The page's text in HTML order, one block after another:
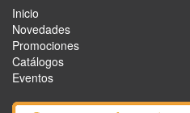
Inicio
Novedades
Promociones
Catálogos
Eventos